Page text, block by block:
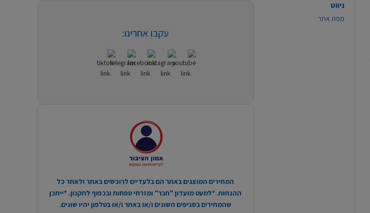
ניווט
מפת אתר
עקבו אחרינו:
המחירים המוצגים באתר הם בלעדיים לרוכשים באתר ולאחר כל
ההנחות. *למעט מועדון "חבר" ומזרחי טפחות ובכפוף לתקנון. *ייתכן
שהמחירים בסניפים השונים ו/או באתר ו/או בטלפון יהיו שונים.